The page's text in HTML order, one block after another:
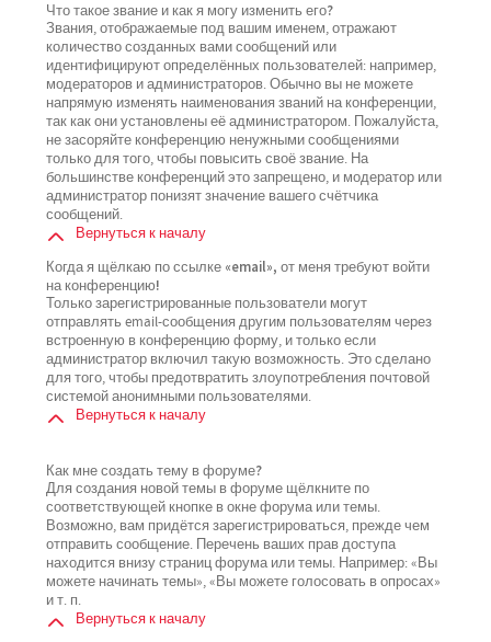
Что такое звание и как я могу изменить его?
Звания, отображаемые под вашим именем, отражают
количество созданных вами сообщений или
идентифицируют определённых пользователей: например,
модераторов и администраторов. Обычно вы не можете
напрямую изменять наименования званий на конференции,
так как они установлены её администратором. Пожалуйста,
не засоряйте конференцию ненужными сообщениями
только для того, чтобы повысить своё звание. На
большинстве конференций это запрещено, и модератор или
администратор понизят значение вашего счётчика
сообщений.
Вернуться к началу
Когда я щёлкаю по ссылке «email», от меня требуют войти
на конференцию!
Только зарегистрированные пользователи могут
отправлять email-сообщения другим пользователям через
встроенную в конференцию форму, и только если
администратор включил такую возможность. Это сделано
для того, чтобы предотвратить злоупотребления почтовой
системой анонимными пользователями.
Вернуться к началу
Как мне создать тему в форуме?
Для создания новой темы в форуме щёлкните по
соответствующей кнопке в окне форума или темы.
Возможно, вам придётся зарегистрироваться, прежде чем
отправить сообщение. Перечень ваших прав доступа
находится внизу страниц форума или темы. Например: «Вы
можете начинать темы», «Вы можете голосовать в опросах»
и т. п.
Вернуться к началу